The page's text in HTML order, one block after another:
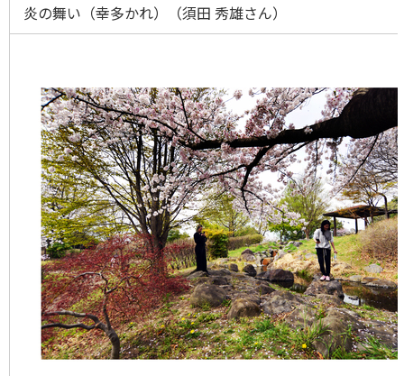
炎の舞い（幸多かれ）（須田 秀雄さん）